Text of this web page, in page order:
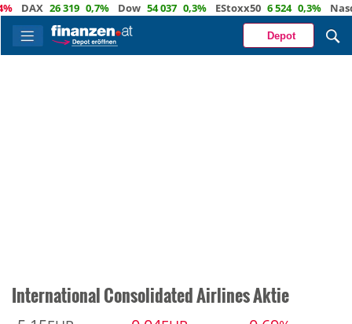
26 319 0,7% Dow 54 037 0,3% EStoxx50 6 524 0,3% Nasdaq
Depot
International Consolidated Airlines Aktie